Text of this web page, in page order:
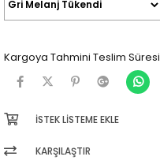
Kargoya Tahmini Teslim Süresi
İSTEK LISTEME EKLE
KARŞILAŞTIR